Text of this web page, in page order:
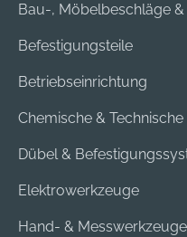
Bau-, Möbelbeschläge
Befestigungsteile
Betriebseinrichtung
Chemische &
Dübel &
Elektrowerkzeuge
Hand- & Messwerkzeuge